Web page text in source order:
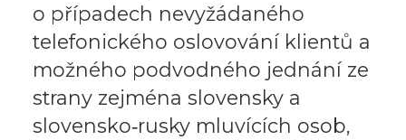
o případech nevyžádaného
telefonického oslovování klientů a
možného podvodného jednání ze
strany zejména slovensky a
slovensko‑rusky mluvících osob,